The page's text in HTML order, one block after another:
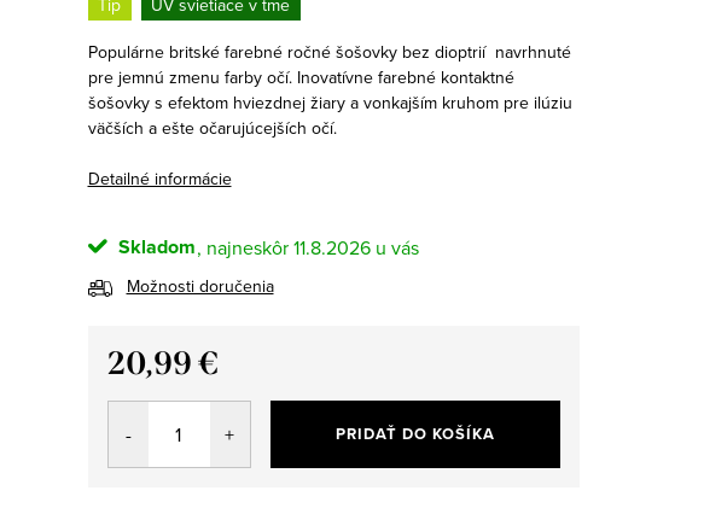
Tip UV svietiace v tme
Populárne britské farebné ročné šošovky bez dioptrií navrhnuté
pre jemnú zmenu farby očí. Inovatívne farebné kontaktné
šošovky s efektom hviezdnej žiary a vonkajším kruhom pre ilúziu
väčších a ešte očarujúcejších očí.
Detailné informácie
Skladom 11.8.2026
Možnosti doručenia
20,99 €
Jednotková
PRIDAŤ DO KOŠÍKA